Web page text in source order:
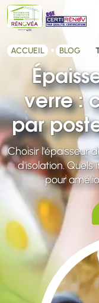
ACCUEIL BLOG
verre :
par
Choisir l'épaisseur
d'isolation.
pour